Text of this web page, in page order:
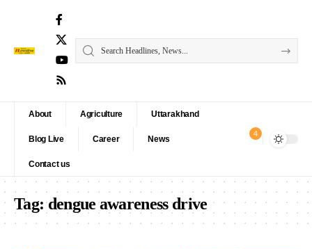
About Agriculture Uttarakhand
Blog Live Career News
Contact us
4
Tag:dengue awareness drive